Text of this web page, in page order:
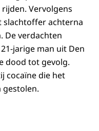
Vervolgens
slachtoffer achterna
De verdachten
jarige man uit Den
dood tot gevolg.
cocaïne die het